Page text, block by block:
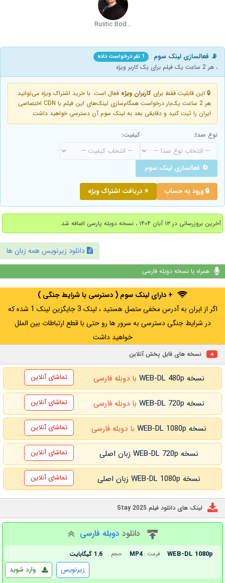
Rustic Bodomov
📡 فعالسازی لینک سوم 1 نفر درخواست داده
، هر 2 ساعت یک فیلم برای یک کاربر ویژه
🔒 این قابلیت فقط برای کاربران ویژه فعال است. با خرید اشتراک ویژه می‌توانید
هر 2 ساعت یک‌بار درخواست همگام‌سازی لینک‌های این فیلم با CDN اختصاصی
ایران را ثبت کنید و دقایقی بعد به لینک سوم آن دسترسی خواهید داشت
نوع صدا: کیفیت:
🔄 فعالسازی لینک سوم
🔒 ورود به حساب ⭐ دریافت اشتراک ویژه
آخرین بروزرسانی در ۱۳ آبان ۱۴۰۴ ، نسخه دوبله پارسی اضافه شد.
دانلود زیرنویس همه زبان ها
همراه با نسخه دوبله فارسی
+ دارای لینک سوم ( دسترسی با شرایط جنگی )
اگر از ایران به آدرس مخفی متصل هستید ، لینک 3 جایگزین لینک 1 شده که
در شرایط جنگی دسترسی به سرور ها رو حتی با قطع ارتباطات بین الملل
خواهید داشت
نسخه های قابل پخش آنلاین
نسخه WEB-DL 480p با دوبله فارسی تماشای آنلاین
نسخه WEB-DL 720p با دوبله فارسی تماشای آنلاین
نسخه WEB-DL 1080p با دوبله فارسی تماشای آنلاین
نسخه WEB-DL 720p زبان اصلی تماشای آنلاین
نسخه WEB-DL 1080p زبان اصلی تماشای آنلاین
لینک های دانلود فیلم Stay 2025
دانلود دوبله فارسی
WEB-DL 1080p فرمت : MP4 حجم : 1.6 گیگابایت
وارد شوید زیرنویس